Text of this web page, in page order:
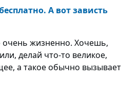
А вот зависть
очень жизненно. Хочешь,
делай что-то великое,
а такое обычно вызывает